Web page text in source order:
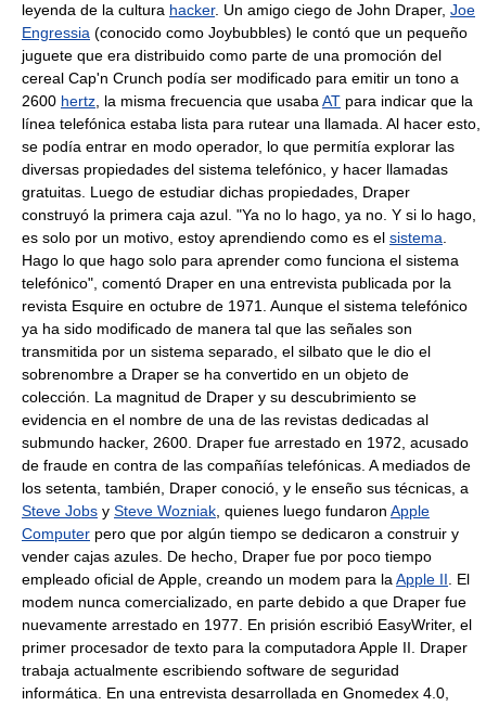
leyenda de la cultura hacker. Un amigo ciego de John Draper, Joe
Engressia (conocido como Joybubbles) le contó que un pequeño
juguete que era distribuido como parte de una promoción del
cereal Cap'n Crunch podía ser modificado para emitir un tono a
2600 hertz , la misma frecuencia que usaba AT para indicar que la
línea telefónica estaba lista para rutear una llamada. Al hacer esto,
se podía entrar en modo operador, lo que permitía explorar las
diversas propiedades del sistema telefónico, y hacer llamadas
gratuitas. Luego de estudiar dichas propiedades, Draper
construyó la primera caja azul. "Ya no lo hago, ya no. Y si lo hago,
es solo por un motivo, estoy aprendiendo como es el sistema
Hago lo que hago solo para aprender como funciona el sistema
telefónico", comentó Draper en una entrevista publicada por la
revista Esquire en octubre de 1971. Aunque el sistema telefónico
ya ha sido modificado de manera tal que las señales son
transmitida por un sistema separado, el silbato que le dio el
sobrenombre a Draper se ha convertido en un objeto de
colección. La magnitud de Draper y su descubrimiento se
evidencia en el nombre de una de las revistas dedicadas al
submundo hacker, 2600. Draper fue arrestado en 1972, acusado
de fraude en contra de las compañías telefónicas. A mediados de
los setenta, también, Draper conoció, y le enseño sus técnicas, a
Steve Jobs y Steve Wozniak , quienes luego fundaron Apple
Computer pero que por algún tiempo se dedicaron a construir y
vender cajas azules. De hecho, Draper fue por poco tiempo
empleado oficial de Apple, creando un modem para la Apple II . El
modem nunca comercializado, en parte debido a que Draper fue
nuevamente arrestado en 1977. En prisión escribió EasyWriter, el
primer procesador de texto para la computadora Apple II. Draper
trabaja actualmente escribiendo software de seguridad
informática. En una entrevista desarrollada en Gnomedex 4.0,